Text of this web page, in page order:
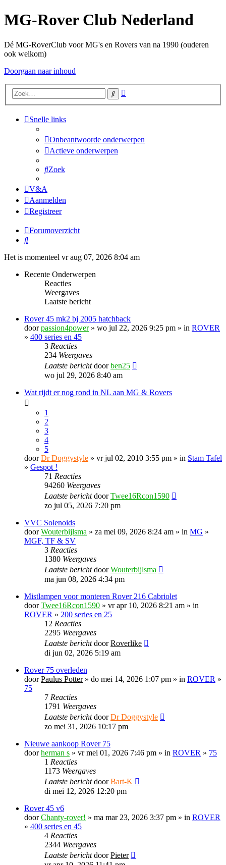
MG-Rover Club Nederland
Dé MG-RoverClub voor MG's en Rovers van na 1990 (ouderen
ook welkom)
Doorgaan naar inhoud
Zoek
Snelle links
Onbeantwoorde onderwerpen
Actieve onderwerpen
Zoek
V&A
Aanmelden
Registreer
Forumoverzicht
Zoek
Het is momenteel vr aug 07, 2026 8:04 am
Recente Onderwerpen
Reacties
Weergaves
Laatste bericht
Rover 45 mk2 bj 2005 hatchback
doorpassion4power» wo jul 22, 2026 9:25 pm » in ROVER
» 400 series en 45
3 Reacties
234 Weergaves
Laatste berichtdoorben25
wo jul 29, 2026 8:40 am
Wat rijdt er nog rond in NL aan MG & Rovers
1
2
3
4
5
doorDr Doggystyle » vr jul 02, 2010 3:55 pm » in Stam Tafel
» Gespot !
71 Reacties
94260 Weergaves
Laatste berichtdoorTwee16Rcon1590
zo jul 05, 2026 7:20 pm
VVC Solenoids
doorWouterbijlsma » za mei 09, 2026 8:24 am » in MG »
MGF, TF & SV
3 Reacties
1380 Weergaves
Laatste berichtdoorWouterbijlsma
ma jun 08, 2026 4:34 pm
Mistlampen voor monteren Rover 216 Cabriolet
doorTwee16Rcon1590 » vr apr 10, 2026 8:21 am » in
ROVER » 200 series en 25
12 Reacties
2295 Weergaves
Laatste berichtdoorRoverlike
di jun 02, 2026 5:19 am
Rover 75 overleden
doorPaulus Potter» do mei 14, 2026 1:07 pm » in ROVER »
75
7 Reacties
1791 Weergaves
Laatste berichtdoorDr Doggystyle
zo mei 31, 2026 10:17 pm
Nieuwe aankoop Rover 75
doorherman s » vr mei 01, 2026 7:46 pm » in ROVER » 75
1 Reacties
1173 Weergaves
Laatste berichtdoorBart-K
di mei 12, 2026 12:20 pm
Rover 45 v6
doorChanty-rover! » ma mar 23, 2026 3:37 pm » in ROVER
» 400 series en 45
4 Reacties
2344 Weergaves
Laatste berichtdoorPieter